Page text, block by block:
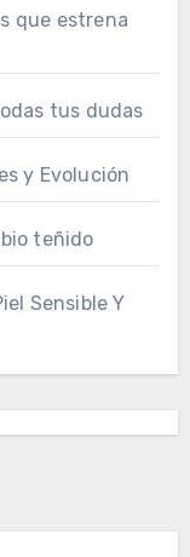
que estrena
tus dudas
y Evolución
teñido
Sensible Y